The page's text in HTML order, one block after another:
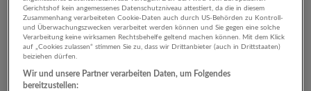
1 Handwerk Werbung und
Marktforschung
Unternehmen
Gerichtshof kein angemessenes Datenschutzniveau attestiert, da die in diesem
Zusammenhang verarbeiteten Cookie-Daten auch durch US-Behörden zu Kontroll-
und Überwachungszwecken verarbeitet werden können und Sie gegen eine solche
Verarbeitung keine wirksamen Rechtsbehelfe geltend machen können. Mit dem Klick
auf „Cookies zulassen“ stimmen Sie zu, dass wir Drittanbieter (auch in Drittstaaten)
beiziehen dürfen.
Wir und unsere Partner verarbeiten Daten, um Folgendes
bereitzustellen: